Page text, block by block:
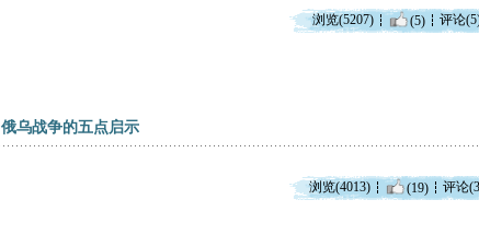
浏览(5207) (5) 评论
俄乌战争的五点启示
浏览(4013) (19) 评论